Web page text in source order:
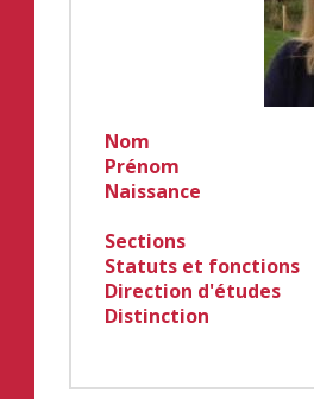
Nom
Prénom
Naissance
Sections
Statuts et fonctions
Direction d'études
Distinction